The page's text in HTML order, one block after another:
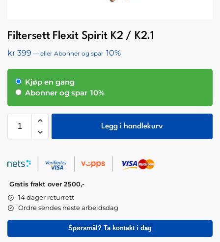
Filtersett Flexit Spirit K2 / K2.1
kr 399 — eller Abonner og spar 10%
Kjøp en gang
Abonner og spar 10%
Legg i handlekurv
Gratis frakt over 2500,-
14 dager returrett
Ordre sendes neste arbeidsdag
Spørsmål? Ta kontakt i dag